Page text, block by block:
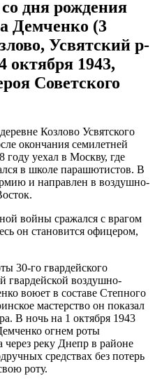
дня рождения
Демченко (3
Усвятский р-
октября 1943,
Советского
Козлово Усвятского
окончания семилетней
году уехал в Москву, где
в школе парашютистов. В
и направлен в воздушно-
войны сражался с врагом
он становится офицером,
30-го гвардейского
гвардейской воздушно-
воюет в составе Степного
мастерство он показал
В ночь на 1 октября 1943
огнем роты
через реку Днепр в районе
средствах без потерь
роту.